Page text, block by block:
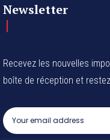
Newsletter
Recevez les nouvelles
boîte de réception et